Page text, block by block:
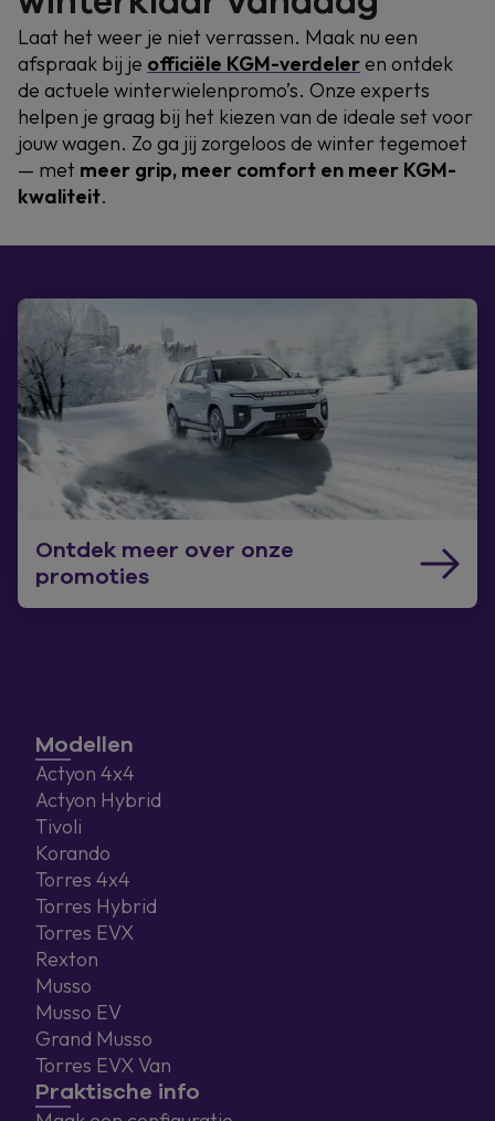
Laat het weer je niet verrassen. Maak nu een
afspraak bij je officiële KGM-verdeleren ontdek
de actuele winterwielenpromo’s. Onze experts
helpen je graag bij het kiezen van de ideale set voor
jouw wagen. Zo ga jij zorgeloos de winter tegemoet
— met meer grip, meer comfort en meer KGM-
kwaliteit.
Ontdek meer over onze
promoties
Modellen
Actyon 4x4
Actyon Hybrid
Tivoli
Korando
Torres 4x4
Torres Hybrid
Torres EVX
Rexton
Musso
Musso EV
Grand Musso
Torres EVX Van
Praktische info